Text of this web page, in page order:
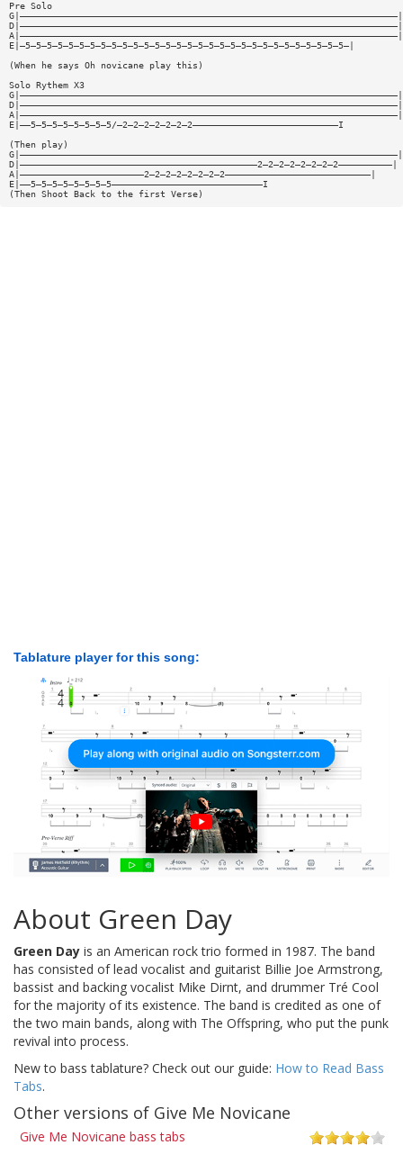
Pre Solo
G|——————————————————————————————————————————————————————————————————————|
D|——————————————————————————————————————————————————————————————————————|
A|——————————————————————————————————————————————————————————————————————|
E|—5—5—5—5—5—5—5—5—5—5—5—5—5—5—5—5—5—5—5—5—5—5—5—5—5—5—5—5—5—5—|
(When he says Oh novicane play this)
Solo Rythem X3
G|——————————————————————————————————————————————————————————————————————|
D|——————————————————————————————————————————————————————————————————————|
A|——————————————————————————————————————————————————————————————————————|
E|——5—5—5—5—5—5—5—5/—2—2—2—2—2—2—2———————————————————————————I
(Then play)
G|——————————————————————————————————————————————————————————————————————|
D|————————————————————————————————————————————2—2—2—2—2—2—2—2——————————|
A|———————————————————————2—2—2—2—2—2—2—2———————————————————————————|
E|——5—5—5—5—5—5—5—5————————————————————————————I
(Then Shoot Back to the first Verse)
Tablature player for this song:
About Green Day
Green Day is an American rock trio formed in 1987. The band
has consisted of lead vocalist and guitarist Billie Joe Armstrong,
bassist and backing vocalist Mike Dirnt, and drummer Tré Cool
for the majority of its existence. The band is credited as one of
the two main bands, along with The Offspring, who put the punk
revival into process.
New to bass tablature? Check out our guide: How to Read Bass
Tabs.
Other versions of Give Me Novicane
Give Me Novicane bass tabs